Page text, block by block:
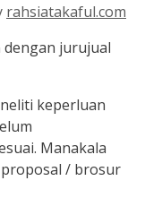
rahsiatakaful.com
dengan jurujual
keperluan
Manakala
/ brosur